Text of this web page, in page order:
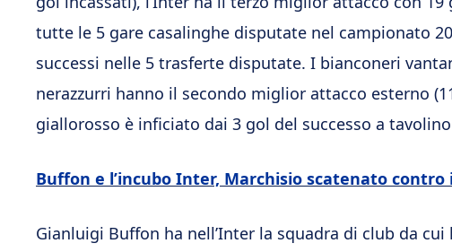
tutte le 5 gare casalinghe disputate nel campionato
successi nelle 5 trasferte disputate. I bianconeri
nerazzurri hanno il secondo miglior attacco esterno
giallorosso è inficiato dai 3 gol del successo a
Buffon e l’incubo Inter, Marchisio scatenato
Gianluigi Buffon ha nell’Inter la squadra di club da